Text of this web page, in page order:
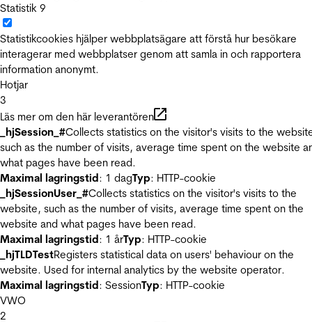
Statistik 9
Statistikcookies hjälper webbplatsägare att förstå hur besökare
interagerar med webbplatser genom att samla in och rapportera
information anonymt.
Hotjar
3
Läs mer om den här leverantören
_hjSession_#Collects statistics on the visitor's visits to the
such as the number of visits, average time spent on the website
what pages have been read.
Maximal lagringstid: 1 dagTyp: HTTP-cookie
_hjSessionUser_#Collects statistics on the visitor's visits to the
website, such as the number of visits, average time spent on the
website and what pages have been read.
Maximal lagringstid: 1 årTyp: HTTP-cookie
_hjTLDTestRegisters statistical data on users' behaviour on the
website. Used for internal analytics by the website operator.
Maximal lagringstid: SessionTyp: HTTP-cookie
VWO
2